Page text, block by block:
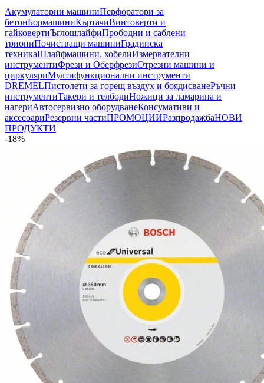
Акумулаторни машиниПерфоратори за
бетонБормашиниКъртачиВинтоверти и
гайковертиЪглошлайфиПрободни и саблени
триониПочистващи машиниГрадинска
техникаШлайфмашини, хобелиИзмервателни
инструментиФрези и ОберфрезиОтрезни машини и
циркуляриМултифункционални инструменти
DREMELПистолети за горещ въздух и боядисванеРъчни
инструментиТакери и телбодиНожици за ламарина и
нагериАвтосервизно оборудванеКонсумативи и
аксесоариРезервни частиПРОМОЦИИРазпродажбаНОВИ
ПРОДУКТИ
-18%